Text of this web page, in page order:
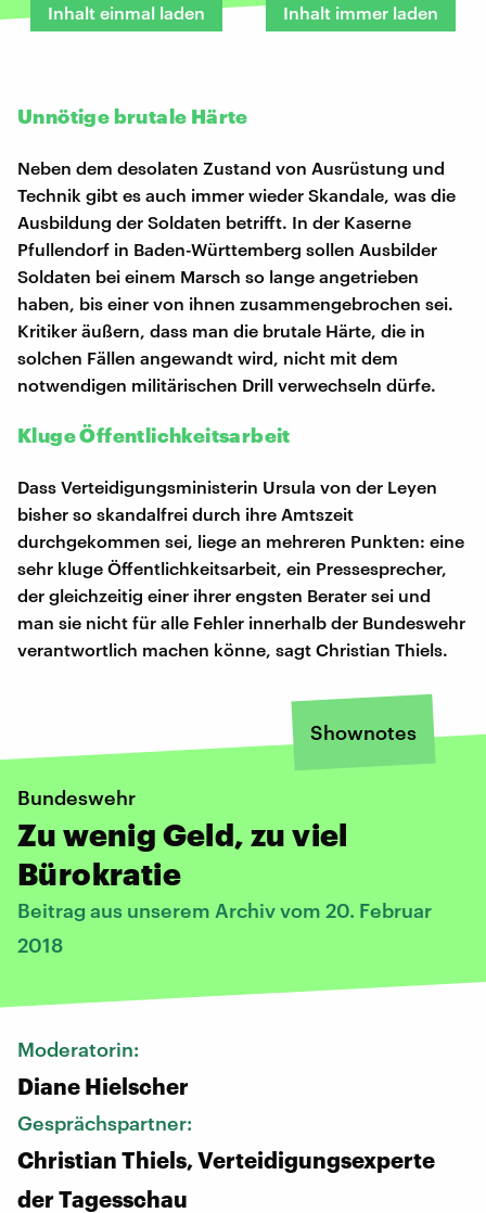
Inhalt einmal laden Inhalt immer laden
Unnötige brutale Härte
Neben dem desolaten Zustand von Ausrüstung und
Technik gibt es auch immer wieder Skandale, was die
Ausbildung der Soldaten betrifft. In der Kaserne
Pfullendorf in Baden-Württemberg sollen Ausbilder
Soldaten bei einem Marsch so lange angetrieben
haben, bis einer von ihnen zusammengebrochen sei.
Kritiker äußern, dass man die brutale Härte, die in
solchen Fällen angewandt wird, nicht mit dem
notwendigen militärischen Drill verwechseln dürfe.
Kluge Öffentlichkeitsarbeit
Dass Verteidigungsministerin Ursula von der Leyen
bisher so skandalfrei durch ihre Amtszeit
durchgekommen sei, liege an mehreren Punkten: eine
sehr kluge Öffentlichkeitsarbeit, ein Pressesprecher,
der gleichzeitig einer ihrer engsten Berater sei und
man sie nicht für alle Fehler innerhalb der Bundeswehr
verantwortlich machen könne, sagt Christian Thiels.
Shownotes
Bundeswehr
Zu wenig Geld, zu viel
Bürokratie
Beitrag aus unserem Archiv vom 20. Februar
2018
Moderatorin:
Diane Hielscher
Gesprächspartner:
Christian Thiels, Verteidigungsexperte
der Tagesschau